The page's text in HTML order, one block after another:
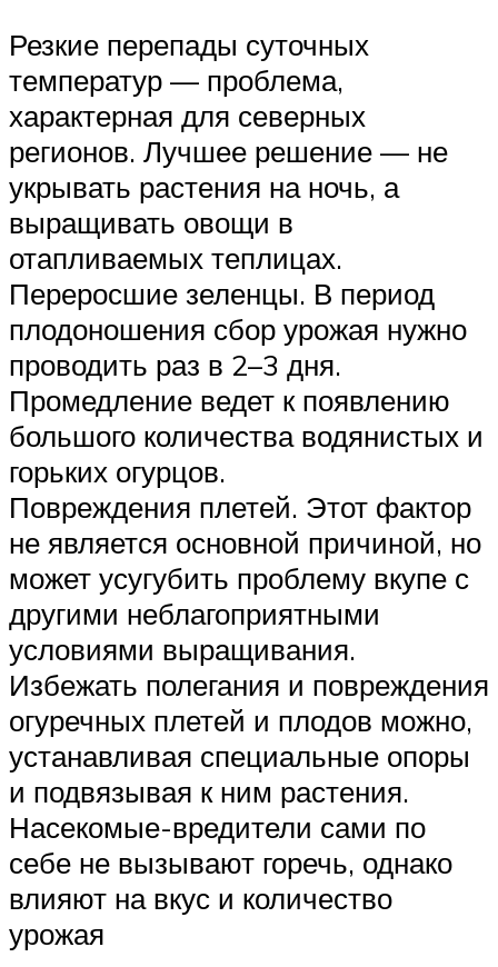
Резкие перепады суточных
температур — проблема,
характерная для северных
регионов. Лучшее решение — не
укрывать растения на ночь, а
выращивать овощи в
отапливаемых теплицах.
Переросшие зеленцы. В период
плодоношения сбор урожая нужно
проводить раз в 2–3 дня.
Промедление ведет к появлению
большого количества водянистых и
горьких огурцов.
Повреждения плетей. Этот фактор
не является основной причиной, но
может усугубить проблему вкупе с
другими неблагоприятными
условиями выращивания.
Избежать полегания и повреждения
огуречных плетей и плодов можно,
устанавливая специальные опоры
и подвязывая к ним растения.
Насекомые-вредители сами по
себе не вызывают горечь, однако
влияют на вкус и количество
урожая